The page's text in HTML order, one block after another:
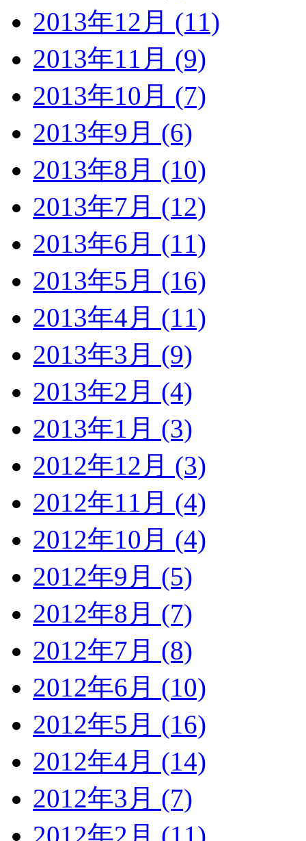
2013年12月 (11)
2013年11月 (9)
2013年10月 (7)
2013年9月 (6)
2013年8月 (10)
2013年7月 (12)
2013年6月 (11)
2013年5月 (16)
2013年4月 (11)
2013年3月 (9)
2013年2月 (4)
2013年1月 (3)
2012年12月 (3)
2012年11月 (4)
2012年10月 (4)
2012年9月 (5)
2012年8月 (7)
2012年7月 (8)
2012年6月 (10)
2012年5月 (16)
2012年4月 (14)
2012年3月 (7)
2012年2月 (11)